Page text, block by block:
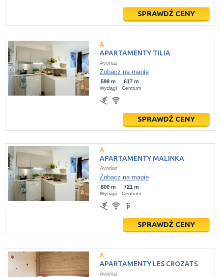
SPRAWDŹ CENY
APARTAMENTY TILIA
Avoriaz
Zobacz na mapie
599 m
Wyciągi
617 m
Centrum
SPRAWDŹ CENY
APARTAMENTY MALINKA
Avoriaz
Zobacz na mapie
800 m
Wyciągi
721 m
Centrum
SPRAWDŹ CENY
APARTAMENTY LES CROZATS
Avoriaz